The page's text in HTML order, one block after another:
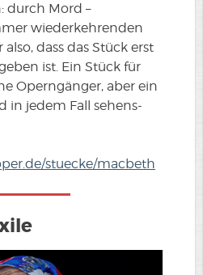
durch Mord –
wiederkehrenden
dass das Stück erst
ist. Ein Stück für
Operngänger, aber ein
in jedem Fall sehens-
stuecke/macbeth